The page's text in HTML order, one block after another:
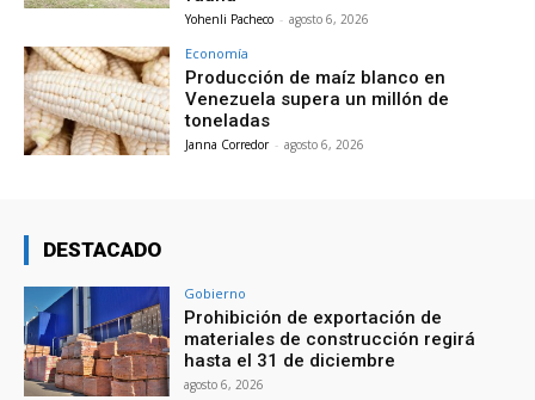
Yohenli Pacheco - agosto 6, 2026
Economía
Producción de maíz blanco en
Venezuela supera un millón de
toneladas
Janna Corredor - agosto 6, 2026
DESTACADO
Gobierno
Prohibición de exportación de
materiales de construcción regirá
hasta el 31 de diciembre
agosto 6, 2026